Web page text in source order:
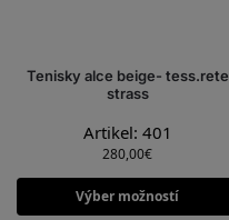
Tenisky alce beige- tess.rete
strass
Artikel: 401
280,00€
Výber možností